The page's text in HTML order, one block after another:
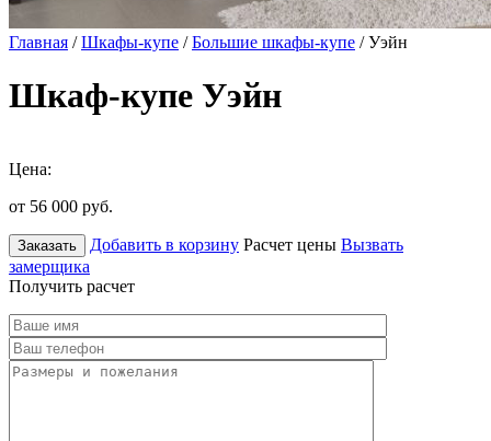
Главная /Шкафы-купе /Большие шкафы-купе / Уэйн
Шкаф-купе Уэйн
Цена:
от 56 000 руб.
Заказать Добавить в корзину Расчет цены Вызвать
замерщика
Получить расчет